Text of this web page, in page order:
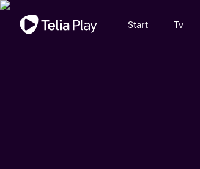
Viktigt meddelande
Start Tv